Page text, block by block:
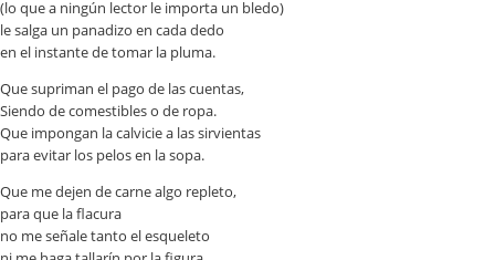
(lo que a ningún lector le importa un bledo)
le salga un panadizo en cada dedo
en el instante de tomar la pluma.
Que supriman el pago de las cuentas,
Siendo de comestibles o de ropa.
Que impongan la calvicie a las sirvientas
para evitar los pelos en la sopa.
Que me dejen de carne algo repleto,
para que la flacura
no me señale tanto el esqueleto